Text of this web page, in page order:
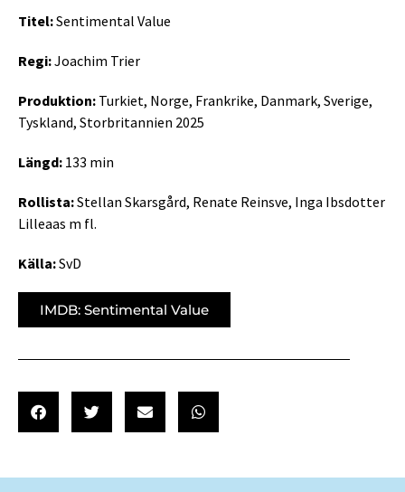
Titel:Sentimental Value
Regi:Joachim Trier
Produktion: Turkiet, Norge, Frankrike, Danmark, Sverige,
Tyskland, Storbritannien 2025
Längd: 133 min
Rollista:Stellan Skarsgård, Renate Reinsve, Inga Ibsdotter
Lilleaas m fl.
Källa:SvD
IMDB: Sentimental Value